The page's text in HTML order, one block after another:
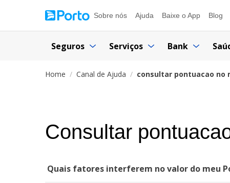
Sobre nós Ajuda Baixe o App Blog
Seguros Serviços Bank
Home Canal de Ajuda consultar pontuacao no
Consultar
Quais fatores interferem no valor do meu